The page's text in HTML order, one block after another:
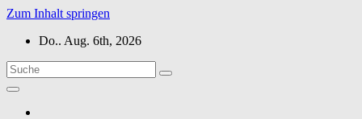
Zum Inhalt springen
Do.. Aug. 6th, 2026